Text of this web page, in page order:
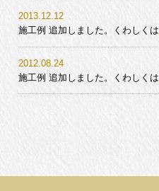
2013.12.12
施工例 追加しました。くわしくは
2012.08.24
施工例 追加しました。くわしくは